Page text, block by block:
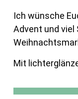
Ich wünsche
Advent und viel
Mit